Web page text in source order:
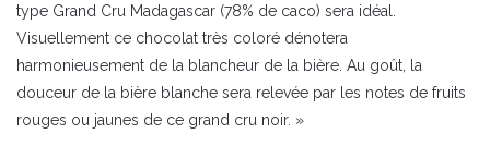
type Grand Cru Madagascar (78% de caco) sera idéal.
Visuellement ce chocolat très coloré dénotera
harmonieusement de la blancheur de la bière. Au goût, la
douceur de la bière blanche sera relevée par les notes de fruits
rouges ou jaunes de ce grand cru noir. »